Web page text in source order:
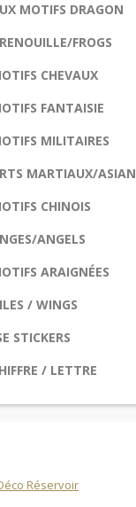
MOTIFS DRAGON
FROGS
CHEVAUX
FANTAISIE
MILITAIRES
MARTIAUX/ASIAN
CHINOIS
ANGELS
ARAIGNÉES
/ WINGS
STICKERS
/ LETTRE
Réservoir